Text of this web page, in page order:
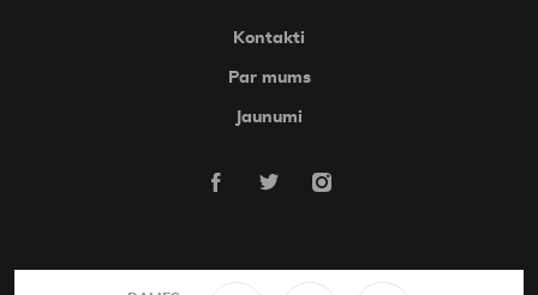
Kontakti
Par mums
Jaunumi